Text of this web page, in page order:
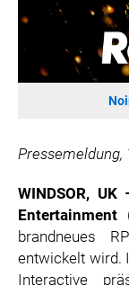
K5 FACTORY
CHERRY
SYLVOX
PREMIUM AUDIO
KOSPET
Pressemeldung,
WINDSOR,
Entertainment
brandneues
entwickelt wird.
Interactive